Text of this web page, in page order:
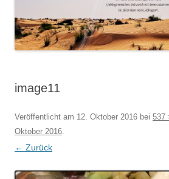
image11
Veröffentlicht am 12. Oktober 2016 bei 537
Oktober 2016.
← Zurück